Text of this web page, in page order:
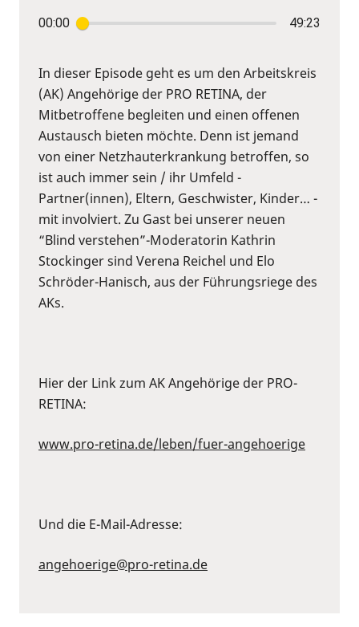
00:00 49:23
In dieser Episode geht es um den Arbeitskreis
(AK) Angehörige der PRO RETINA, der
Mitbetroffene begleiten und einen offenen
Austausch bieten möchte. Denn ist jemand
von einer Netzhauterkrankung betroffen, so
ist auch immer sein / ihr Umfeld -
Partner(innen), Eltern, Geschwister, Kinder… -
mit involviert. Zu Gast bei unserer neuen
“Blind verstehen”-Moderatorin Kathrin
Stockinger sind Verena Reichel und Elo
Schröder-Hanisch, aus der Führungsriege des
AKs.
Hier der Link zum AK Angehörige der PRO-
RETINA:
www.pro-retina.de/leben/fuer-angehoerige
Und die E-Mail-Adresse:
angehoerige@pro-retina.de